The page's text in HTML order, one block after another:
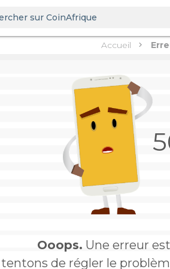
Accueil
Ooops. Une erreur
de régler le